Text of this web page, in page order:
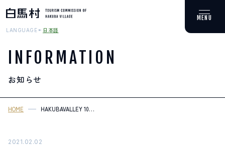
MOUNTAIN & TREKKING
登山・トレッキング
スキー場
LANGUAGE 日本語
INFORMATION
お知らせ
HOME
HAKUBAVALLEY 10
2021.02.02